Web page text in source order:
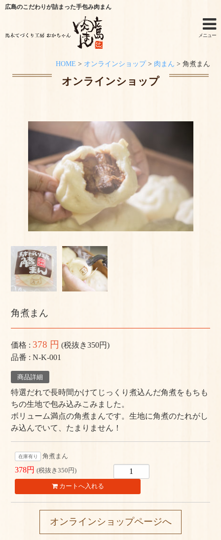
オンラインショップ
特定商取引法に関する記述
オンラインショップからのご購入方法
お問い合わせ
おかちゃんニュース
よくある質問
手作りキットの作り方
美味しいお召し上がり⽅
プライバシーポリシー
広島のこだわりが詰まった手包み肉まん
メニュー
HOME > オンラインショップ> 肉まん > 角煮まん
オンラインショップ
角煮まん
価格 378 円 (税抜き350円)
品番
N-K-001
商品詳細
特選だれで長時間かけてじっくり煮込んだ角煮をもちも
ちの生地で包み込みこみました。
ボリューム満点の角煮まんです。生地に角煮のたれがし
み込んでいて、たまりません！
在庫有り 角煮まん
378円(税抜き350円)
オンラインショップページへ